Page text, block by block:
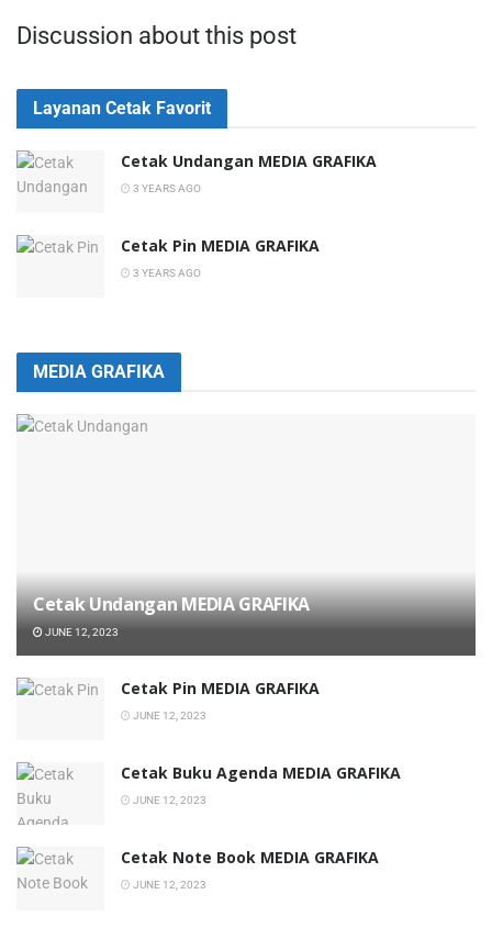
Discussion about this post
Layanan Cetak Favorit
Cetak Undangan MEDIA GRAFIKA
3 YEARS AGO
Cetak Pin MEDIA GRAFIKA
3 YEARS AGO
MEDIA GRAFIKA
Cetak Undangan MEDIA GRAFIKA
JUNE 12, 2023
Cetak Pin MEDIA GRAFIKA
JUNE 12, 2023
Cetak Buku Agenda MEDIA GRAFIKA
JUNE 12, 2023
Cetak Note Book MEDIA GRAFIKA
JUNE 12, 2023